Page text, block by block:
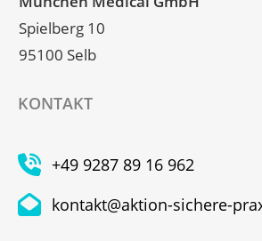
Spielberg 10
95100 Selb
KONTAKT
+49 9287 89 16 962
kontakt@aktion-sichere-